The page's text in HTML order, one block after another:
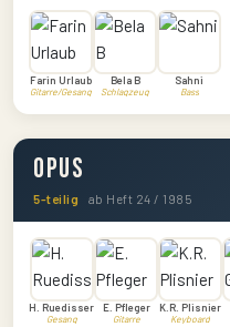
Farin Urlaub
Gitarre/Gesang
Bela B
Schlagzeug
Sahni
Bass
Opus
5-teilig ab Heft 24 / 1985
H. Ruedisser
Gesang
E. Pfleger
Gitarre
K.R. Plisnier
Keyboard